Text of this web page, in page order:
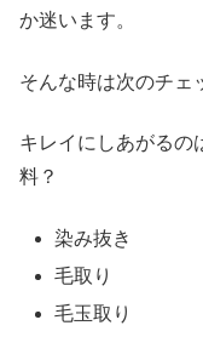
か迷います。
そんな時は次のチェ
キレイにしあがるの
料？
染み抜き
毛取り
毛玉取り